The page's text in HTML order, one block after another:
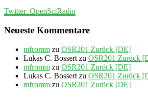
Twitter: OpenSciRadio
Neueste Kommentare
mfromm zu OSR201 Zurück [DE]
Lukas C. Bossert zu OSR201 Zurück
mfromm zu OSR201 Zurück [DE]
Lukas C. Bossert zu OSR201 Zurück
mfromm zu OSR201 Zurück [DE]